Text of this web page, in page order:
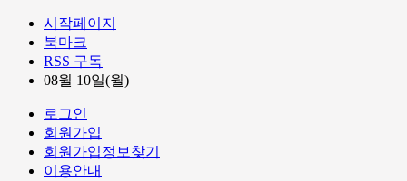
시작페이지
북마크
RSS 구독
08월 10일(월)
로그인
회원가입
회원가입정보찾기
이용안내